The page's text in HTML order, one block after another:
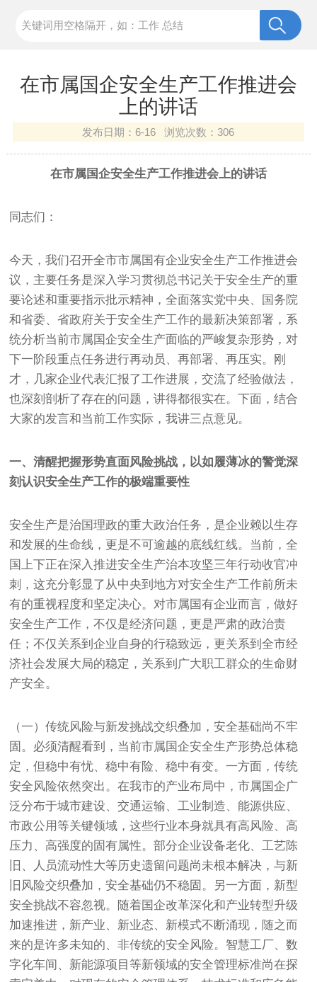
在市属国企安全生产工作推进会
上的讲话
发布日期： 6-16 浏览次数：306
在市属国企安全生产工作推进会上的讲话
同志们：
今天，我们召开全市市属国有企业安全生产工作推进会
议，主要任务是深入学习贯彻总书记关于安全生产的重
要论述和重要指示批示精神，全面落实党中央、国务院
和省委、省政府关于安全生产工作的最新决策部署，系
统分析当前市属国企安全生产面临的严峻复杂形势，对
下一阶段重点任务进行再动员、再部署、再压实。刚
才，几家企业代表汇报了工作进展，交流了经验做法，
也深刻剖析了存在的问题，讲得都很实在。下面，结合
大家的发言和当前工作实际，我讲三点意见。
一、清醒把握形势直面风险挑战，以如履薄冰的警觉深
刻认识安全生产工作的极端重要性
安全生产是治国理政的重大政治任务，是企业赖以生存
和发展的生命线，更是不可逾越的底线红线。当前，全
国上下正在深入推进安全生产治本攻坚三年行动收官冲
刺，这充分彰显了从中央到地方对安全生产工作前所未
有的重视程度和坚定决心。对市属国有企业而言，做好
安全生产工作，不仅是经济问题，更是严肃的政治责
任；不仅关系到企业自身的行稳致远，更关系到全市经
济社会发展大局的稳定，关系到广大职工群众的生命财
产安全。
（一）传统风险与新发挑战交织叠加，安全基础尚不牢
固。必须清醒看到，当前市属国企安全生产形势总体稳
定，但稳中有忧、稳中有险、稳中有变。一方面，传统
安全风险依然突出。在我市的产业布局中，市属国企广
泛分布于城市建设、交通运输、工业制造、能源供应、
市政公用等关键领域，这些行业本身就具有高风险、高
压力、高强度的固有属性。部分企业设备老化、工艺陈
旧、人员流动性大等历史遗留问题尚未根本解决，与新
旧风险交织叠加，安全基础仍不稳固。另一方面，新型
安全挑战不容忽视。随着国企改革深化和产业转型升级
加速推进，新产业、新业态、新模式不断涌现，随之而
来的是许多未知的、非传统的安全风险。智慧工厂、数
字化车间、新能源项目等新领域的安全管理标准尚在探